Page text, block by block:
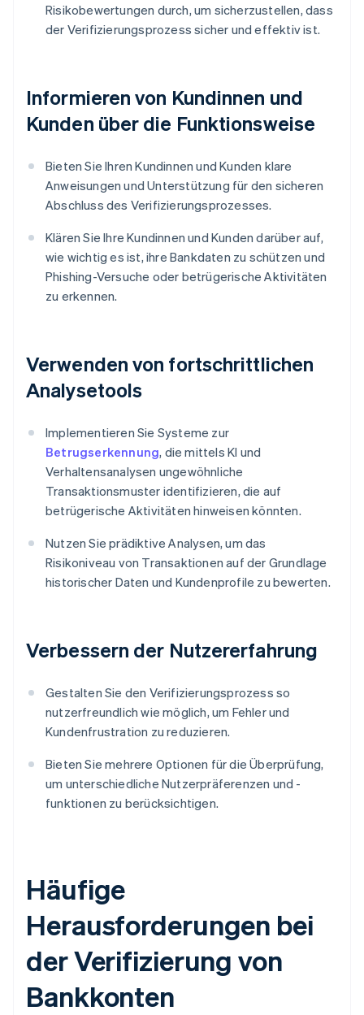
Risikobewertungen durch, um sicherzustellen, dass
der Verifizierungsprozess sicher und effektiv ist.
Informieren von Kundinnen und
Kunden über die Funktionsweise
Bieten Sie Ihren Kundinnen und Kunden klare
Anweisungen und Unterstützung für den sicheren
Abschluss des Verifizierungsprozesses.
Klären Sie Ihre Kundinnen und Kunden darüber auf,
wie wichtig es ist, ihre Bankdaten zu schützen und
Phishing-Versuche oder betrügerische Aktivitäten
zu erkennen.
Verwenden von fortschrittlichen
Analysetools
Implementieren Sie Systeme zur
Betrugserkennung, die mittels KI und
Verhaltensanalysen ungewöhnliche
Transaktionsmuster identifizieren, die auf
betrügerische Aktivitäten hinweisen könnten.
Nutzen Sie prädiktive Analysen, um das
Risikoniveau von Transaktionen auf der Grundlage
historischer Daten und Kundenprofile zu bewerten.
Verbessern der Nutzererfahrung
Gestalten Sie den Verifizierungsprozess so
nutzerfreundlich wie möglich, um Fehler und
Kundenfrustration zu reduzieren.
Bieten Sie mehrere Optionen für die Überprüfung,
um unterschiedliche Nutzerpräferenzen und -
funktionen zu berücksichtigen.
Häufige
Herausforderungen bei
der Verifizierung von
Bankkonten